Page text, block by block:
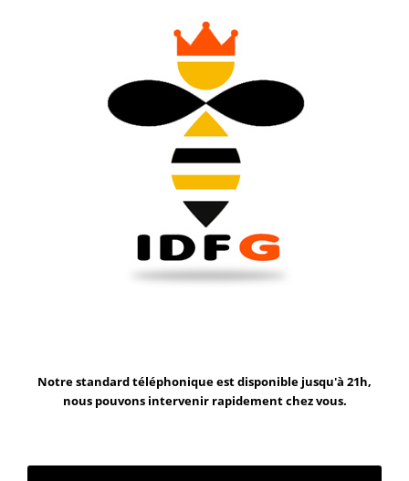
Notre standard téléphonique est disponible jusqu'à 21h,
nous pouvons intervenir rapidement chez vous.